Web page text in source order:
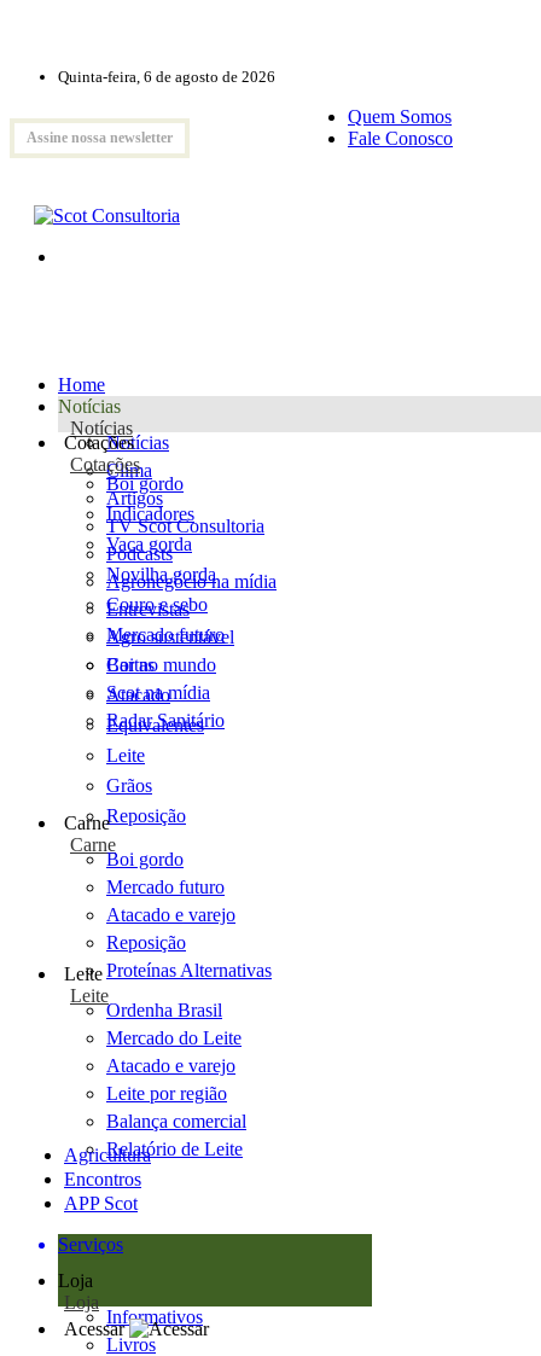
Quinta-feira, 6 de agosto de 2026
Assine nossa newsletter
Quem Somos
Fale Conosco
Home
Notícias
Notícias
Notícias
Clima
Artigos
TV Scot Consultoria
Podcasts
Agronegócio na mídia
Entrevistas
Agro sustentável
Cartas
Scot na mídia
Radar Sanitário
Cotações
Cotações
Boi gordo
Indicadores
Vaca gorda
Novilha gorda
Couro e sebo
Mercado futuro
Boi no mundo
Atacado
Equivalentes
Leite
Grãos
Reposição
Carne
Carne
Boi gordo
Mercado futuro
Atacado e varejo
Reposição
Proteínas Alternativas
Leite
Leite
Ordenha Brasil
Mercado do Leite
Atacado e varejo
Leite por região
Balança comercial
Relatório de Leite
Agricultura
Encontros
APP Scot
Serviços
Loja
Loja
Informativos
Livros
Acessar